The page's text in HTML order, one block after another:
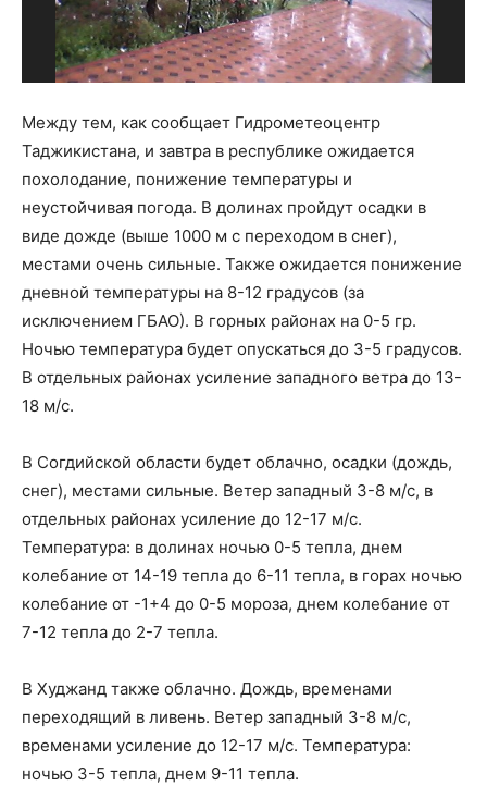
Между тем, как сообщает Гидрометеоцентр
Таджикистана, и завтра в республике ожидается
похолодание, понижение температуры и
неустойчивая погода. В долинах пройдут осадки в
виде дожде (выше 1000 м с переходом в снег),
местами очень сильные. Также ожидается понижение
дневной температуры на 8-12 градусов (за
исключением ГБАО). В горных районах на 0-5 гр.
Ночью температура будет опускаться до 3-5 градусов.
В отдельных районах усиление западного ветра до 13-
18 м/с.
В Согдийской области будет облачно, осадки (дождь,
снег), местами сильные. Ветер западный 3-8 м/с, в
отдельных районах усиление до 12-17 м/с.
Температура: в долинах ночью 0-5 тепла, днем
колебание от 14-19 тепла до 6-11 тепла, в горах ночью
колебание от -1+4 до 0-5 мороза, днем колебание от
7-12 тепла до 2-7 тепла.
В Худжанд также облачно. Дождь, временами
переходящий в ливень. Ветер западный 3-8 м/с,
временами усиление до 12-17 м/с. Температура:
ночью 3-5 тепла, днем 9-11 тепла.